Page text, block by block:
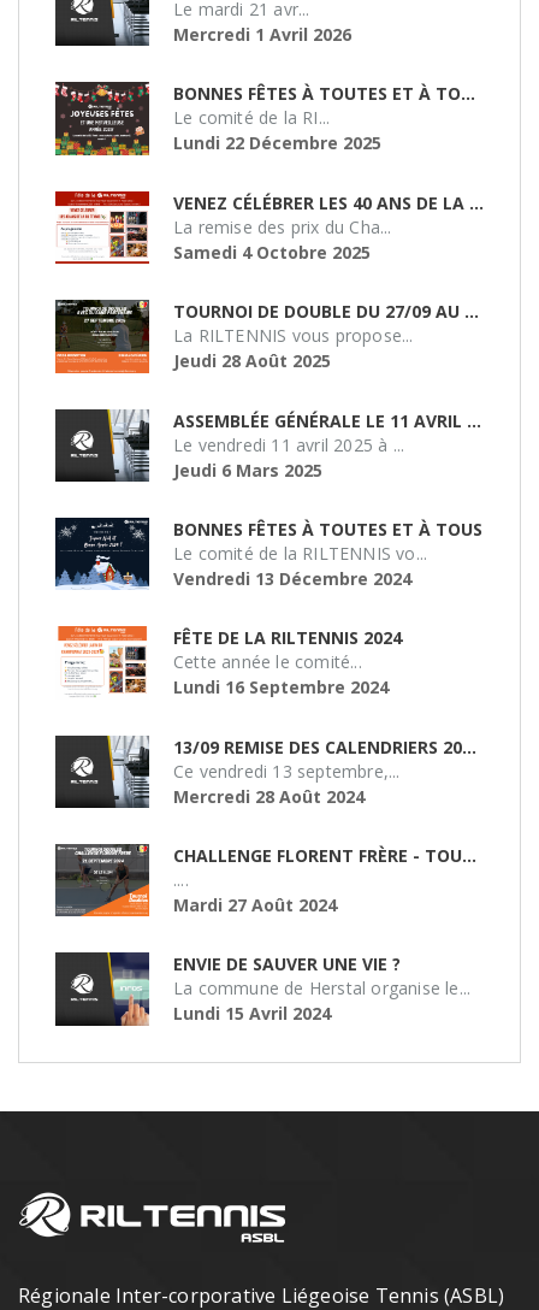
Le mardi 21 avr...
Mercredi 1 Avril 2026
BONNES FÊTES À TOUTES ET À TOUS !
Le comité de la RI...
Lundi 22 Décembre 2025
VENEZ CÉLÉBRER LES 40 ANS DE LA RILTENNIS !
La remise des prix du Cha...
Samedi 4 Octobre 2025
TOURNOI DE DOUBLE DU 27/09 AU SMASH 51
La RILTENNIS vous propose...
Jeudi 28 Août 2025
ASSEMBLÉE GÉNÉRALE LE 11 AVRIL 2025 À 19H
Le vendredi 11 avril 2025 à ...
Jeudi 6 Mars 2025
BONNES FÊTES À TOUTES ET À TOUS
Le comité de la RILTENNIS vo...
Vendredi 13 Décembre 2024
FÊTE DE LA RILTENNIS 2024
Cette année le comité...
Lundi 16 Septembre 2024
13/09 REMISE DES CALENDRIERS 2024/2025
Ce vendredi 13 septembre,...
Mercredi 28 Août 2024
CHALLENGE FLORENT FRÈRE - TOURNOI DE DOUBLE
....
Mardi 27 Août 2024
ENVIE DE SAUVER UNE VIE ?
La commune de Herstal organise le...
Lundi 15 Avril 2024
Régionale Inter-corporative Liégeoise Tennis (ASBL)